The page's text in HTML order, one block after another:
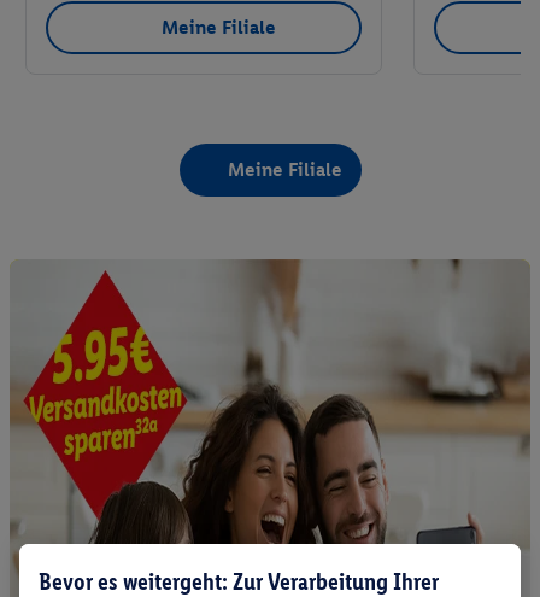
Meine Filiale
Meine Filiale
Bevor es weitergeht: Zur Verarbeitung Ihrer